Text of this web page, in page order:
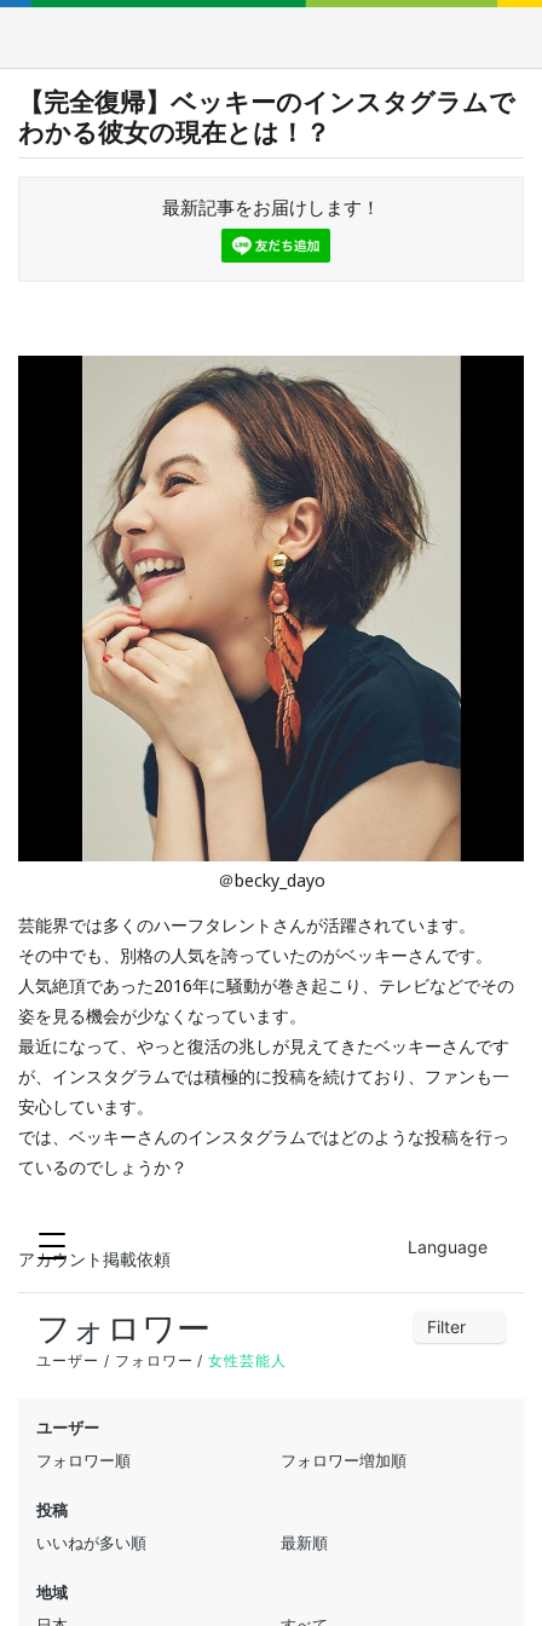
【完全復帰】ベッキーのインスタグラムで
わかる彼女の現在とは！？
最新記事をお届けします！
＠becky_dayo
芸能界では多くのハーフタレントさんが活躍されています。
その中でも、別格の人気を誇っていたのがベッキーさんです。
人気絶頂であった2016年に騒動が巻き起こり、テレビなどでその
姿を見る機会が少なくなっています。
最近になって、やっと復活の兆しが見えてきたベッキーさんです
が、インスタグラムでは積極的に投稿を続けており、ファンも一
安心しています。
では、ベッキーさんのインスタグラムではどのような投稿を行っ
ているのでしょうか？